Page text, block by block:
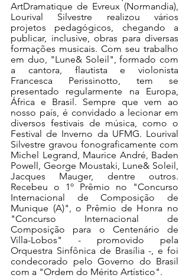
ArtDramatique de Evreux (Normandia),
Lourival Silvestre realizou vários
projetos pedagógicos, chegando a
publicar, inclusive, obras para diversas
formações musicais. Com seu trabalho
em duo, "Lune& Soleil", formado com
a cantora, flautista e violonista
Francesca Perissinotto, tem se
presentado regularmente na Europa,
África e Brasil. Sempre que vem ao
nosso país, é convidado a lecionar em
diversos festivais de música, como o
Festival de Inverno da UFMG. Lourival
Silvestre gravou fonograficamente com
Michel Legrand, Maurice André, Baden
Powell, George Moustaki, Lune& Soleil,
Jacques Mauger, dentre outros.
Recebeu o 1º Prêmio no "Concurso
Internacional de Composição de
Munique (A)", o Prêmio de Honra no
"Concurso Internacional de
Composição para o Centenário de
Villa-Lobos" - promovido pela
Orquestra Sinfônica de Brasília -, e foi
condecorado pelo Governo do Brasil
com a "Ordem do Mérito Artístico".